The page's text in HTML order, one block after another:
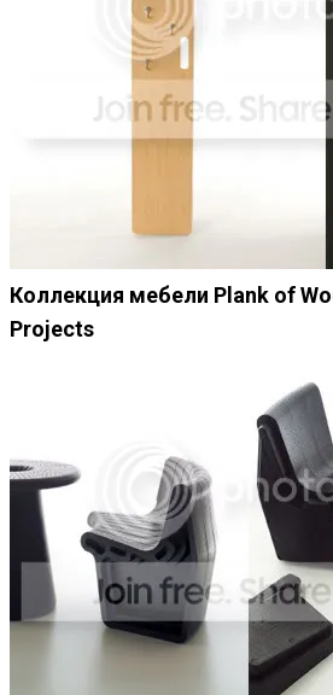
Коллекция мебели Plank of
Projects